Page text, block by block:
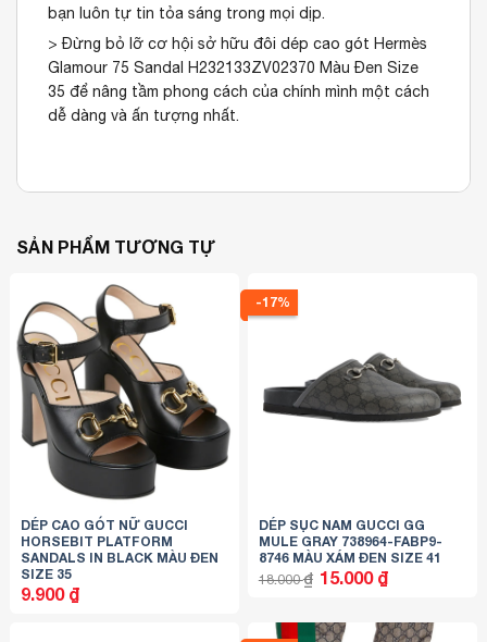
bạn luôn tự tin tỏa sáng trong mọi dịp.
> Đừng bỏ lỡ cơ hội sở hữu đôi dép cao gót Hermès
Glamour 75 Sandal H232133ZV02370 Màu Đen Size
35 để nâng tầm phong cách của chính mình một cách
dễ dàng và ấn tượng nhất.
SẢN PHẨM TƯƠNG TỰ
DÉP CAO GÓT NỮ GUCCI
HORSEBIT PLATFORM
SANDALS IN BLACK MÀU ĐEN
SIZE 35
9.900 ₫
-17%
DÉP SỤC NAM GUCCI GG
MULE GRAY ‎‎738964-FABP9-
8746 MÀU XÁM ĐEN SIZE 41
18.000₫ Giá
gốc
15.000 ₫Giá
hiện
15.000 ₫.